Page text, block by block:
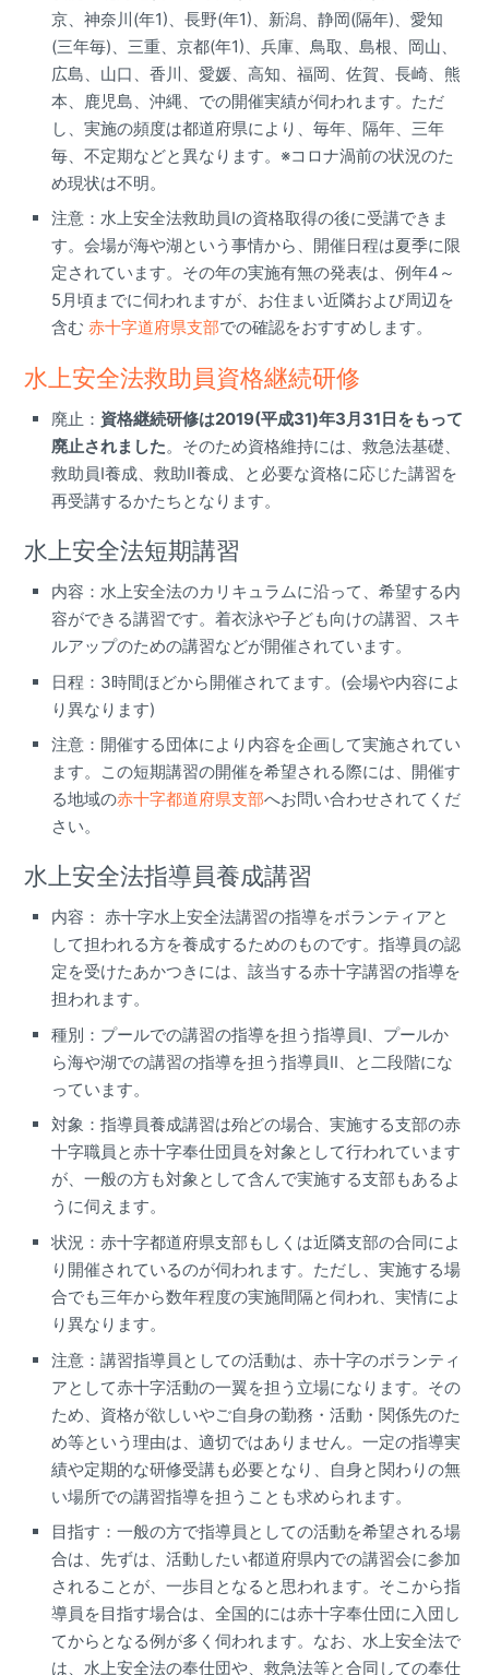
京、神奈川(年1)、長野(年1)、新潟、静岡(隔年)、愛知
(三年毎)、三重、京都(年1)、兵庫、鳥取、島根、岡山、
広島、山口、香川、愛媛、高知、福岡、佐賀、長崎、熊
本、鹿児島、沖縄、での開催実績が伺われます。ただ
し、実施の頻度は都道府県により、毎年、隔年、三年
毎、不定期などと異なります。※コロナ渦前の状況のた
め現状は不明。
注意：水上安全法救助員Iの資格取得の後に受講できま
す。会場が海や湖という事情から、開催日程は夏季に限
定されています。その年の実施有無の発表は、例年4～
5月頃までに伺われますが、お住まい近隣および周辺を
含む赤十字道府県支部での確認をおすすめします。
水上安全法救助員資格継続研修
廃止： 資格継続研修は2019(平成31)年3月31日をもって
廃止されました。そのため資格維持には、救急法基礎、
救助員I養成、救助II養成、と必要な資格に応じた講習を
再受講するかたちとなります。
水上安全法短期講習
内容：水上安全法のカリキュラムに沿って、希望する内
容ができる講習です。着衣泳や子ども向けの講習、スキ
ルアップのための講習などが開催されています。
日程：3時間ほどから開催されてます。(会場や内容によ
り異なります)
注意：開催する団体により内容を企画して実施されてい
ます。この短期講習の開催を希望される際には、開催す
る地域の赤十字都道府県支部へお問い合わせされてくだ
さい。
水上安全法指導員養成講習
内容： 赤十字水上安全法講習の指導をボランティアと
して担われる方を養成するためのものです。指導員の認
定を受けたあかつきには、該当する赤十字講習の指導を
担われます。
種別：プールでの講習の指導を担う指導員I、プールか
ら海や湖での講習の指導を担う指導員II、と二段階にな
っています。
対象：指導員養成講習は殆どの場合、実施する支部の赤
十字職員と赤十字奉仕団員を対象として行われています
が、一般の方も対象として含んで実施する支部もあるよ
うに伺えます。
状況：赤十字都道府県支部もしくは近隣支部の合同によ
り開催されているのが伺われます。ただし、実施する場
合でも三年から数年程度の実施間隔と伺われ、実情によ
り異なります。
注意：講習指導員としての活動は、赤十字のボランティ
アとして赤十字活動の一翼を担う立場になります。その
ため、資格が欲しいやご自身の勤務・活動・関係先のた
め等という理由は、適切ではありません。一定の指導実
績や定期的な研修受講も必要となり、自身と関わりの無
い場所での講習指導を担うことも求められます。
目指す：一般の方で指導員としての活動を希望される場
合は、先ずは、活動したい都道府県内での講習会に参加
されることが、一歩目となると思われます。そこから指
導員を目指す場合は、全国的には赤十字奉仕団に入団し
てからとなる例が多く伺われます。なお、水上安全法で
は、水上安全法の奉仕団や、救急法等と合同しての奉仕